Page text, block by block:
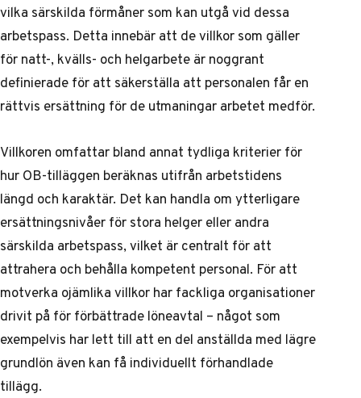
vilka särskilda förmåner som kan utgå vid dessa
arbetspass. Detta innebär att de villkor som gäller
för natt-, kvälls- och helgarbete är noggrant
definierade för att säkerställa att personalen får en
rättvis ersättning för de utmaningar arbetet medför.
Villkoren omfattar bland annat tydliga kriterier för
hur OB-tilläggen beräknas utifrån arbetstidens
längd och karaktär. Det kan handla om ytterligare
ersättningsnivåer för stora helger eller andra
särskilda arbetspass, vilket är centralt för att
attrahera och behålla kompetent personal. För att
motverka ojämlika villkor har fackliga organisationer
drivit på för förbättrade löneavtal – något som
exempelvis har lett till att en del anställda med lägre
grundlön även kan få individuellt förhandlade
tillägg.